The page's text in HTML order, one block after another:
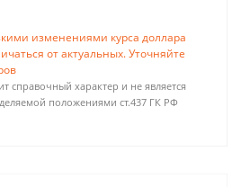
изменениями курса доллара
от актуальных. Уточняйте
справочный характер и не является
положениями ст.437 ГК РФ